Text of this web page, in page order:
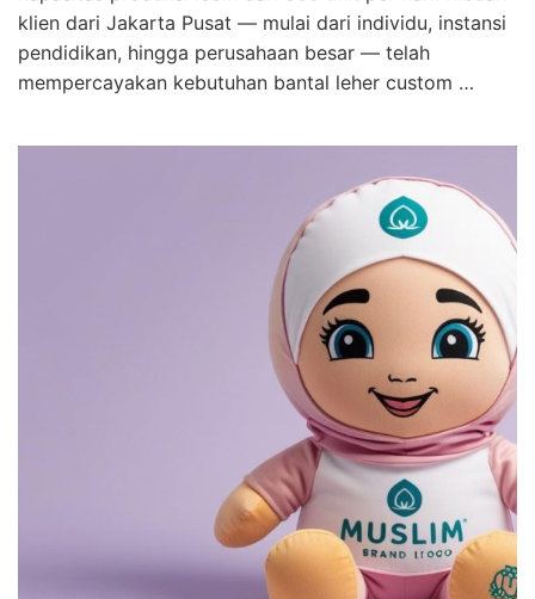
klien dari Jakarta Pusat — mulai dari individu, instansi
pendidikan, hingga perusahaan besar — telah
mempercayakan kebutuhan bantal leher custom …